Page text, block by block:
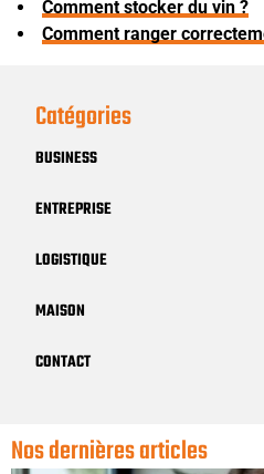
Comment stocker du vin ?
Comment ranger
Catégories
BUSINESS
ENTREPRISE
LOGISTIQUE
MAISON
CONTACT
Nos dernières articles